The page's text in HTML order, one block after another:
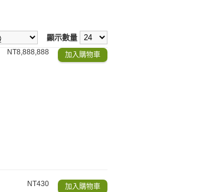
顯示數量
NT8,888,888
NT430